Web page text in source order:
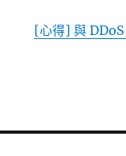
[心得] 與